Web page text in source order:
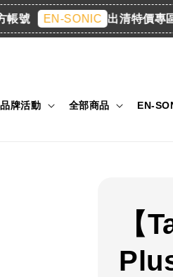
號 EN-SONIC 出清特價專區
品牌活動 全部商品 EN-
【